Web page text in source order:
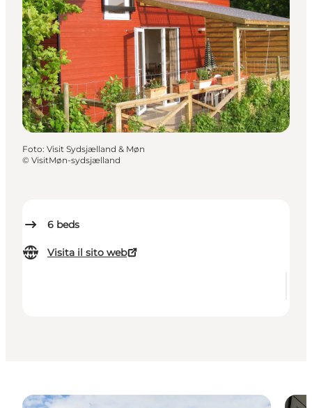
6 beds
Visita il sito web
Foto: Visit Sydsjælland & Møn
© VisitMøn-sydsjælland